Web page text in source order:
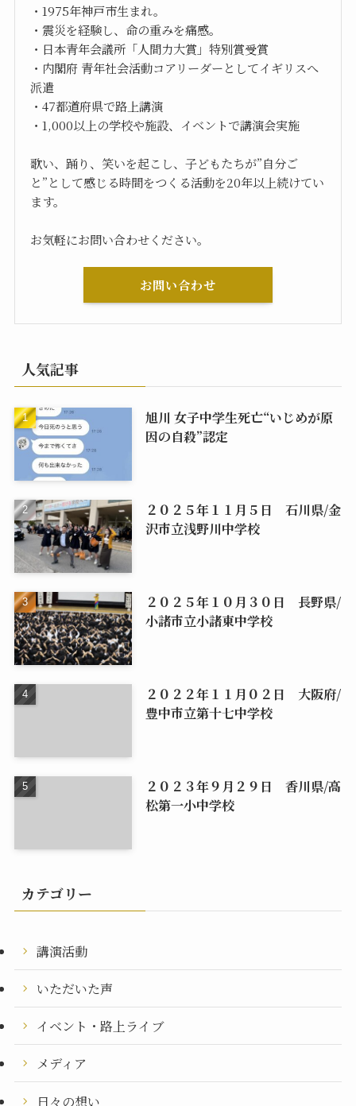
・1975年神戸市生まれ。
・震災を経験し、命の重みを痛感。
・日本青年会議所「人間力大賞」特別賞受賞
・内閣府 青年社会活動コアリーダーとしてイギリスへ
派遣
・47都道府県で路上講演
・1,000以上の学校や施設、イベントで講演会実施
歌い、踊り、笑いを起こし、子どもたちが”自分ご
と”として感じる時間をつくる活動を20年以上続けてい
ます。
お気軽にお問い合わせください。
お問い合わせ
人気記事
旭川 女子中学生死亡“いじめが原
因の自殺”認定
２０２５年１１月５日 石川県/金
沢市立浅野川中学校
２０２５年１０月３０日 長野県/
小諸市立小諸東中学校
２０２２年１１月０２日 大阪府/
豊中市立第十七中学校
２０２３年９月２９日 香川県/高
松第一小中学校
カテゴリー
講演活動
いただいた声
イベント・路上ライブ
メディア
日々の想い